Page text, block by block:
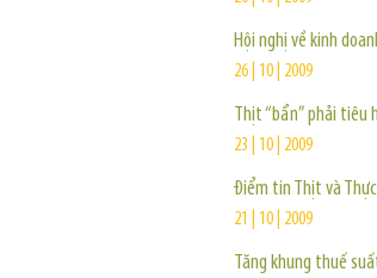
Hội nghị về kinh
26 | 10 | 2009
Thịt “bẩn” phải tiêu
23 | 10 | 2009
Điểm tin Thịt và
21 | 10 | 2009
Tăng khung thuế